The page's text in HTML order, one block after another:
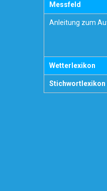
Messfeld
Anleitung zum
Wetterlexikon